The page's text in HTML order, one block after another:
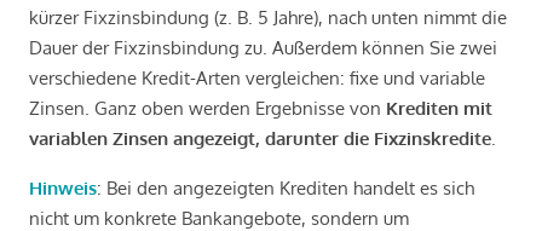
kürzer Fixzinsbindung (z. B. 5 Jahre), nach unten nimmt die
Dauer der Fixzinsbindung zu. Außerdem können Sie zwei
verschiedene Kredit-Arten vergleichen: fixe und variable
Zinsen. Ganz oben werden Ergebnisse von Krediten mit
variablen Zinsen angezeigt, darunter die Fixzinskredite
Hinweis: Bei den angezeigten Krediten handelt es sich
nicht um konkrete Bankangebote, sondern um